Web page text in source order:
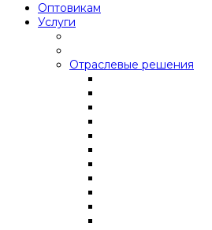
Оптовикам
Услуги
Отраслевые решения